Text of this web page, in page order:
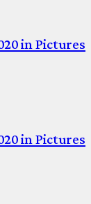
in Pictures
in Pictures